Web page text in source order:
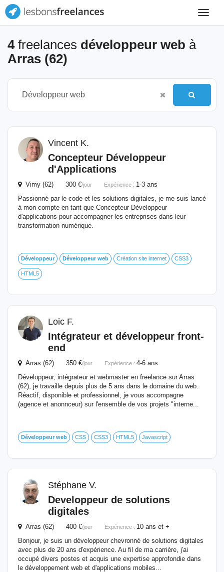
Toggle
4freelances développeur web à
Arras (62)
Vincent K.
Concepteur Développeur
d'Applications
Vimy (62) 300 €/jour Expérience : 1-3 ans
Passionné par le code et les solutions digitales, je me suis lancé
à mon compte en tant que Concepteur Développeur
d'applications pour accompagner les entreprises dans leur
transformation numérique.
Développeur Développeur web Création site internet CSS3
HTML5
Loic F.
Intégrateur et développeur front-
end
Arras (62) 350 €/jour Expérience : 4-6 ans
Développeur, intégrateur et webmaster en freelance sur Arras
(62), je travaille depuis plus de 5 ans dans le domaine du web.
Réactif, disponible et professionnel, je vous accompagne
(agence et anonnceur) sur l'ensemble de vos projets "interne...
Développeur web CSS CSS3 HTML5 Javascript
Stéphane V.
Developpeur de solutions
digitales
Arras (62) 400 €/jour Expérience : 10 ans et +
Bonjour, je suis un développeur chevronné de solutions digitales
avec plus de 20 ans d'expérience. Au fil de ma carrière, j'ai
occupé divers postes et acquis une expertise approfondie dans
le développement web et d'applications mobiles...